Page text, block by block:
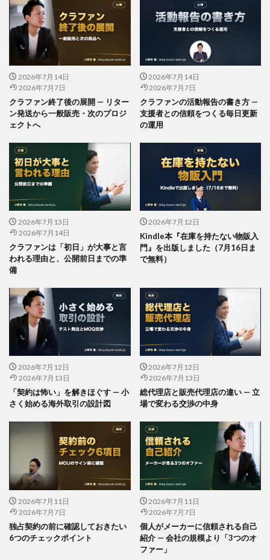
2026年7月14日
2026年7月7日
クラファン終了後の展開 — リター
ン発送から一般販売・次のプロジ
ェクトへ
2026年7月14日
2026年7月7日
クラファンの活動報告の書き方 —
支援者との信頼をつくる毎日更新
の運用
2026年7月13日
2026年7月14日
クラファンは「初日」が大事と言
われる理由と、公開前日までの準
備
2026年7月12日
Kindle本『在庫を持たない物販入
門』を出版しました（7月16日ま
で無料）
2026年7月12日
2026年7月13日
「契約は怖い」を解きほぐす — 小
さく始める海外取引の設計図
2026年7月12日
2026年7月13日
総代理店と販売代理店の違い — 立
場で変わる交渉の中身
2026年7月11日
2026年7月7日
独占契約の前に確認しておきたい
6つのチェックポイント
2026年7月11日
2026年7月7日
個人がメーカーに信頼される自己
紹介 — 会社の規模より「3つのオ
ファー」